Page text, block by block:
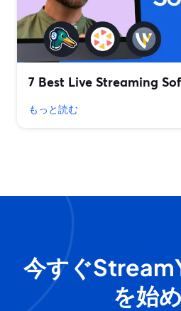
7 Best Live Streaming
もっと読む
今すぐ
を始